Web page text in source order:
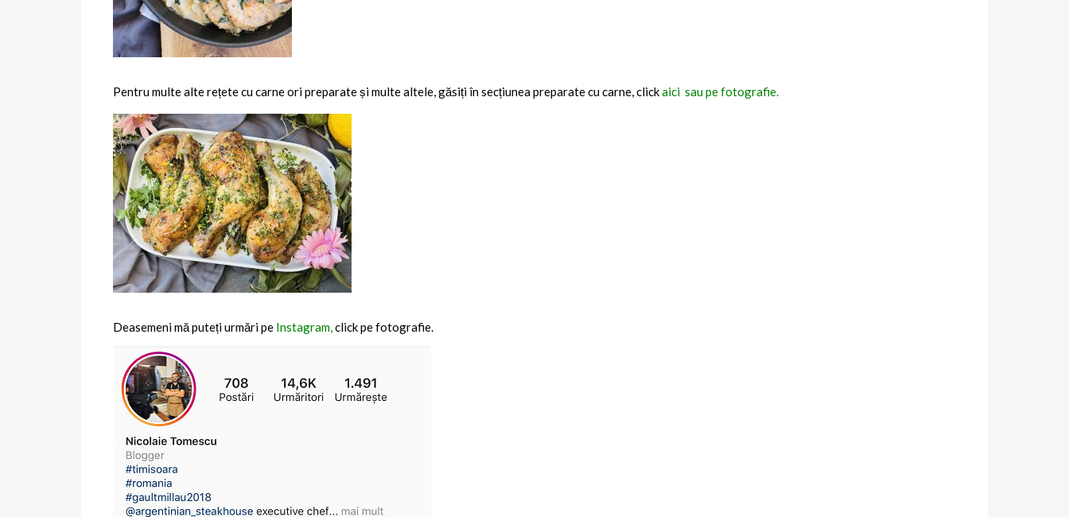
Pentru multe alte rețete cu carne ori preparate și multe altele, găsiți în secțiunea preparate cu carne, clickaici sau pe fotografie.
Deasemeni mă puteți urmări pe Instagram,click pe fotografie.